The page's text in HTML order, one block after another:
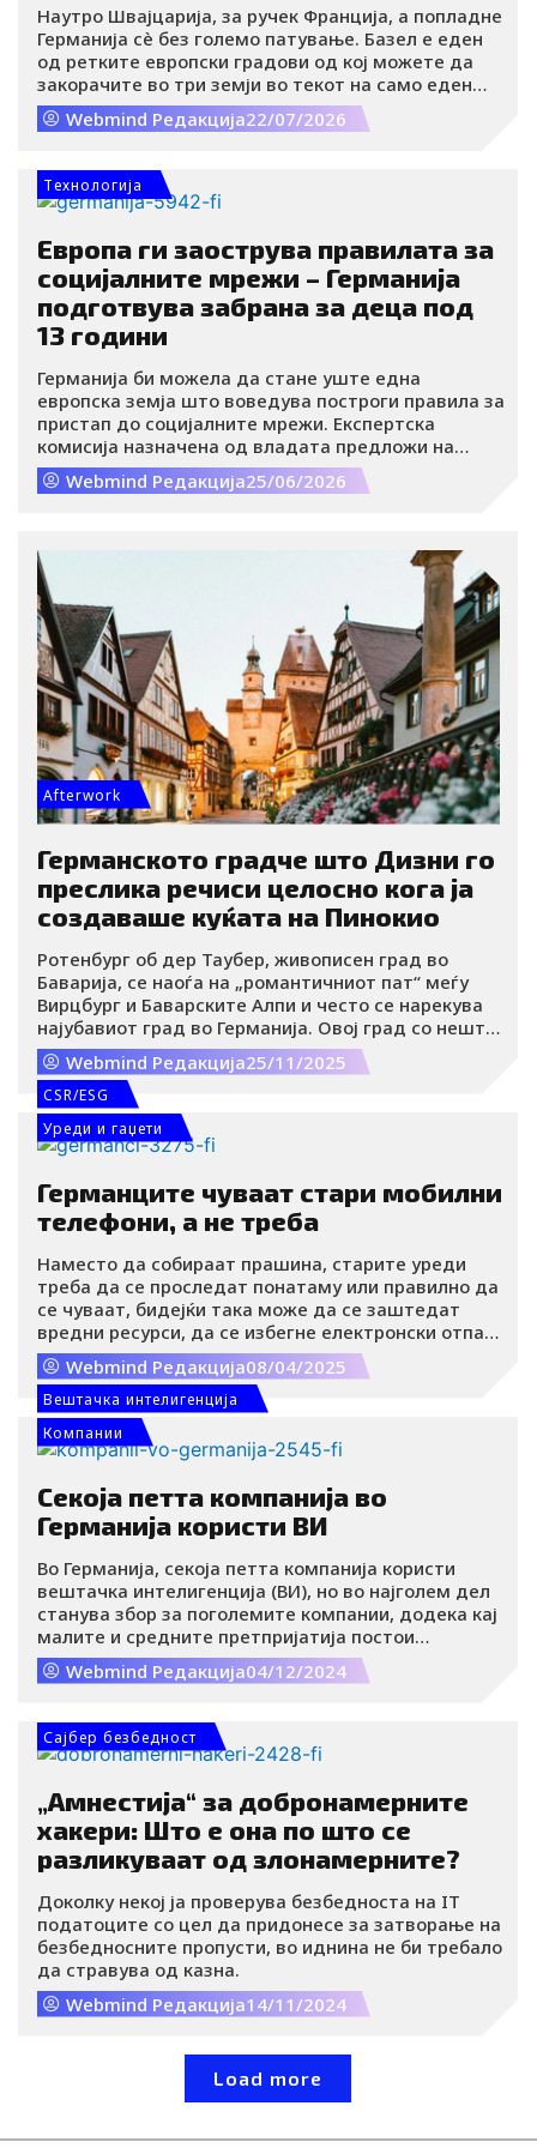
Наутро Швајцарија, за ручек Франција, а попладне
Германија сè без големо патување. Базел е еден
од ретките европски градови од кој можете да
закорачите во три земји во текот на само еден
ден.Webmind Редакција22/07/2026
Tехнологија
Европа ги заострува правилата за
социјалните мрежи – Германија
подготвува забрана за деца под
13 години
Германија би можела да стане уште една
европска земја што воведува построги правила за
пристап до социјалните мрежи. Експертска
комисија назначена од владата предложи на
децата помлади од 13 години да им се забрани
самостојно отворање и користење профили на
Webmind Редакција25/06/2026
Afterwork
Германското градче што Дизни го
преслика речиси целосно кога ја
создаваше куќата на Пинокио
Ротенбург об дер Таубер, живописен град во
Баварија, се наоѓа на „романтичниот пат“ меѓу
Вирцбург и Баварските Алпи и често се нарекува
најубавиот град во Германија. Овој град со нешто
повеќе од 11 илјади жители изгледа како место
од бајка. И навистина е таков.
Webmind Редакција25/11/2025
CSR/ESG
Уреди и гаџети
Германците чуваат стари мобилни
телефони, а не треба
Наместо да собираат прашина, старите уреди
треба да се проследат понатаму или правилно да
се чуваат, бидејќи така може да се заштедат
вредни ресурси, да се избегне електронски отпад
и да се заштити животната средина.
Webmind Редакција08/04/2025
Вештачка интелигенција
Компании
Секоја петта компанија во
Германија користи ВИ
Во Германија, секоја петта компанија користи
вештачка интелигенција (ВИ), но во најголем дел
станува збор за поголемите компании, додека кај
малите и средните претпријатија постои
резервираност поради недоволното познавање и
непознавање на законските рамки.
Webmind Редакција04/12/2024
Сајбер безбедност
„Амнестија“ за добронамерните
хакери: Што е она по што се
разликуваат од злонамерните?
Доколку некој ја проверува безбедноста на IT
податоците со цел да придонесе за затворање на
безбедносните пропусти, во иднина не би требало
да стравува од казна.
Webmind Редакција14/11/2024
Load more